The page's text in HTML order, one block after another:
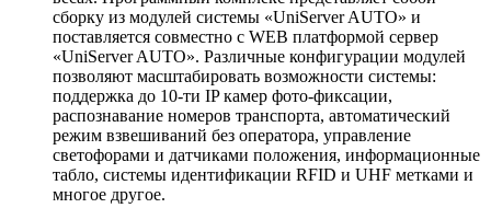
сборку из модулей системы «UniServer AUTO» и
поставляется совместно с WEB платформой сервер
«UniServer AUTO». Различные конфигурации модулей
позволяют масштабировать возможности системы:
поддержка до 10-ти IP камер фото-фиксации,
распознавание номеров транспорта, автоматический
режим взвешиваний без оператора, управление
светофорами и датчиками положения, информационные
табло, системы идентификации RFID и UHF метками и
многое другое.